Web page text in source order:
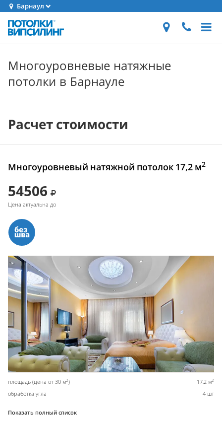
Барнаул
Многоуровневые натяжные
потолки в Барнауле
Расчет стоимости
Многоуровневый натяжной потолок 17,2 м2
54506
Цена актуальна до
площадь (цена от 30 м2) 17,2 м2
обработка угла 4 шт
Показать полный список